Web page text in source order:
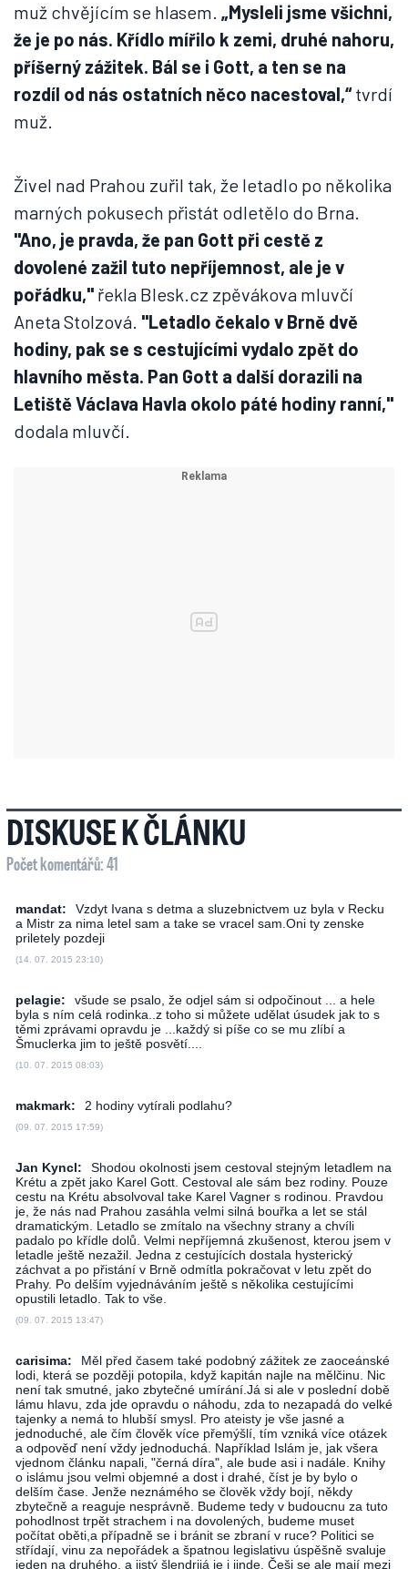
muž chvějícím se hlasem. „Mysleli jsme všichni,
že je po nás. Křídlo mířilo k zemi, druhé nahoru,
příšerný zážitek. Bál se i Gott, a ten se na
rozdíl od nás ostatních něco nacestoval,“tvrdí
muž.
Živel nad Prahou zuřil tak, že letadlo po několika
marných pokusech přistát odletělo do Brna.
"Ano, je pravda, že pan Gott při cestě z
dovolené zažil tuto nepříjemnost, ale je v
pořádku," řekla Blesk.cz zpěvákova mluvčí
Aneta Stolzová. "Letadlo čekalo v Brně dvě
hodiny, pak se s cestujícími vydalo zpět do
hlavního města. Pan Gott a další dorazili na
Letiště Václava Havla okolo páté hodiny ranní,"
dodala mluvčí.
DISKUSE K ČLÁNKU
Počet komentářů: 41
mandat:
Vzdyt Ivana s detma a sluzebnictvem uz byla v Recku
a Mistr za nima letel sam a take se vracel sam.Oni ty zenske
priletely pozdeji
(14. 07. 2015 23:10)
pelagie:
všude se psalo, že odjel sám si odpočinout ... a hele
byla s ním celá rodinka..z toho si můžete udělat úsudek jak to s
těmi zprávami opravdu je ...každý si píše co se mu zlíbí a
Šmuclerka jim to ještě posvětí....
(10. 07. 2015 08:03)
makmark: 2 hodiny vytírali podlahu?
(09. 07. 2015 17:59)
Jan Kyncl:
Shodou okolnosti jsem cestoval stejným letadlem na
Krétu a zpět jako Karel Gott. Cestoval ale sám bez rodiny. Pouze
cestu na Krétu absolvoval take Karel Vagner s rodinou. Pravdou
je, že nás nad Prahou zasáhla velmi silná bouřka a let se stál
dramatickým. Letadlo se zmítalo na všechny strany a chvíli
padalo po křídle dolů. Velmi nepříjemná zkušenost, kterou jsem v
letadle ještě nezažil. Jedna z cestujících dostala hysterický
záchvat a po přistání v Brně odmítla pokračovat v letu zpět do
Prahy. Po delším vyjednáváním ještě s několika cestujícími
opustili letadlo. Tak to vše.
(09. 07. 2015 13:47)
carisima:
Měl před časem také podobný zážitek ze zaoceánské
lodi, která se později potopila, když kapitán najle na mělčinu. Nic
není tak smutné, jako zbytečné umírání.Já si ale v poslední době
lámu hlavu, zda jde opravdu o náhodu, zda to nezapadá do velké
tajenky a nemá to hlubší smysl. Pro ateisty je vše jasné a
jednoduché, ale čím člověk více přemýšlí, tím vzniká více otázek
a odpověď není vždy jednoduchá. Například Islám je, jak všera
vjednom článku napali, "černá díra", ale bude asi i nadále. Knihy
o islámu jsou velmi objemné a dost i drahé, číst je by bylo o
delším čase. Jenže neznámého se člověk vždy bojí, někdy
zbytečně a reaguje nesprávně. Budeme tedy v budoucnu za tuto
pohodlnost trpět strachem i na dovolených, budeme muset
počítat oběti,a případně se i bránit se zbraní v ruce? Politici se
střídají, vinu za nepořádek a špatnou legislativu úspěšně svaluje
jeden na druhého, a jistý šlendrijá je i jinde. Češi se ale mají mezi